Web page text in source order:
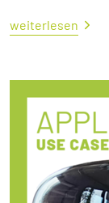
weiterlesen